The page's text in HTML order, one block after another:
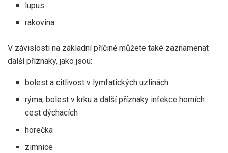
lupus
rakovina
V závislosti na základní příčině můžete také zaznamenat
další příznaky, jako jsou:
bolest a citlivost v lymfatických uzlinách
rýma, bolest v krku a další příznaky infekce horních
cest dýchacích
horečka
zimnice